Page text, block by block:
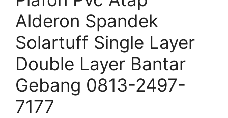
Alderon Spandek
Solartuff Single Layer
Double Layer Bantar
Gebang 0813-2497-
7177